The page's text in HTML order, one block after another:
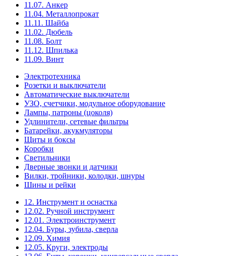
11.07. Анкер
11.04. Металлопрокат
11.11. Шайба
11.02. Дюбель
11.08. Болт
11.12. Шпилька
11.09. Винт
Электротехника
Розетки и выключатели
Автоматические выключатели
УЗО, счетчики, модульное оборудование
Лампы, патроны (цоколя)
Удлинители, сетевые фильтры
Батарейки, акукмуляторы
Щиты и боксы
Коробки
Светильники
Дверные звонки и датчики
Вилки, тройники, колодки, шнуры
Шины и рейки
12. Инструмент и оснастка
12.02. Ручной инструмент
12.01. Электроинструмент
12.04. Буры, зубила, сверла
12.09. Химия
12.05. Круги, электроды